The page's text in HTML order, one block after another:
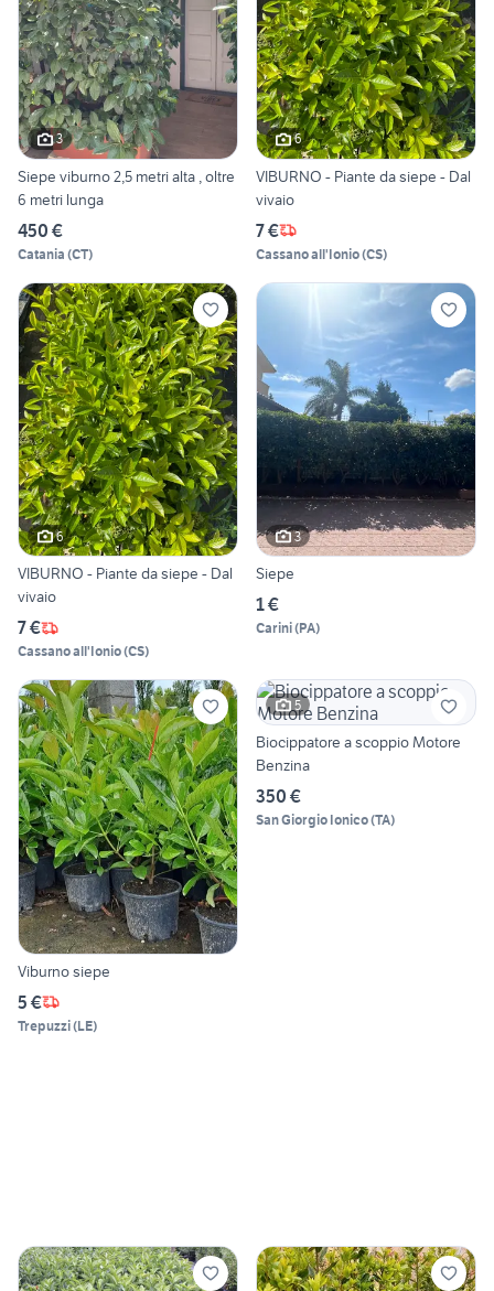
3
Siepe viburno 2,5 metri alta , oltre
6 metri lunga
450 €
Catania (CT)
6
VIBURNO - Piante da siepe - Dal
vivaio
7 €
Cassano all'Ionio(CS)
6
VIBURNO - Piante da siepe - Dal
vivaio
7 €
Cassano all'Ionio(CS)
3
Siepe
1 €
Carini(PA)
Viburno siepe
5 €
Trepuzzi(LE)
5
Biocippatore a scoppio Motore
Benzina
350 €
San Giorgio Ionico(TA)